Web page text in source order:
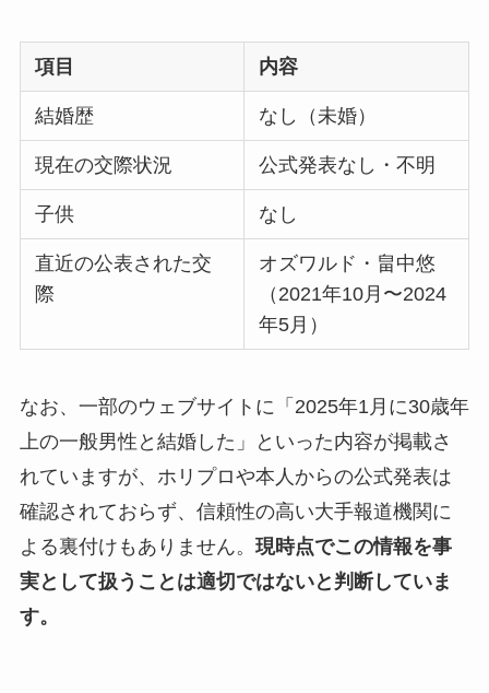
項目 内容
結婚歴 なし（未婚）
現在の交際状況 公式発表なし・不明
子供 なし
直近の公表された交
際
オズワルド・畠中悠
（2021年10月〜2024
年5月）
なお、一部のウェブサイトに「2025年1月に30歳年
上の一般男性と結婚した」といった内容が掲載さ
れていますが、ホリプロや本人からの公式発表は
確認されておらず、信頼性の高い大手報道機関に
よる裏付けもありません。 現時点でこの情報を事
実として扱うことは適切ではないと判断していま
す。